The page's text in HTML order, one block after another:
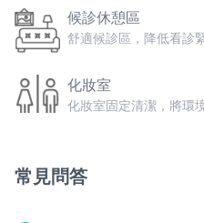
候診休憩區
舒適候診區，降低看診
化妝室
化妝室固定清潔，將環
＃設備類別
常見問答